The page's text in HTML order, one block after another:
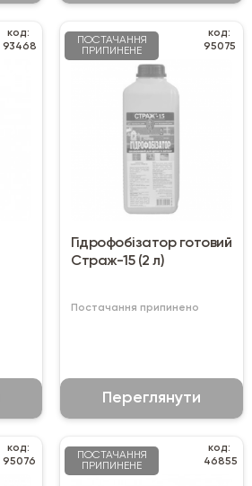
код:
93468
ПОСТАЧАННЯ
ПРИПИНЕНЕ
код:
95075
Гідрофобізатор готовий
Страж-15 (2 л)
Постачання припинено
Переглянути
код:
95076
ПОСТАЧАННЯ
ПРИПИНЕНЕ
код:
46855